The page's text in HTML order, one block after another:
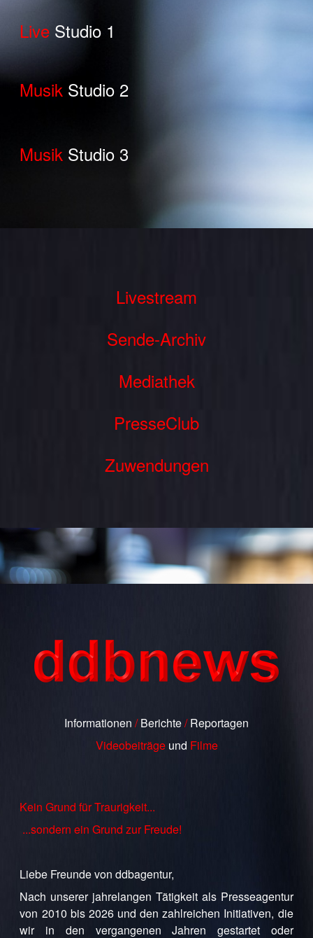
Live Studio 1
Musik Studio 2
Musik Studio 3
Livestream
Sende-Archiv
Mediathek
PresseClub
Zuwendungen
Informationen /Berichte/Reportagen
Videobeiträge und Filme
Kein Grund für Traurigkeit...
...sondern ein Grund zur Freude!
Liebe Freunde von ddbagentur,
Nach unserer jahrelangen Tätigkeit als Presseagentur
von 2010 bis 2026 und den zahlreichen Initiativen, die
wir in den vergangenen Jahren gestartet oder